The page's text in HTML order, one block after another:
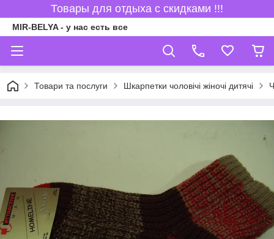
Товары для отдыха с скидками !!!
MIR-BELYA - у нас есть все
Товари та послуги Шкарпетки чоловічі жіночі дитячі